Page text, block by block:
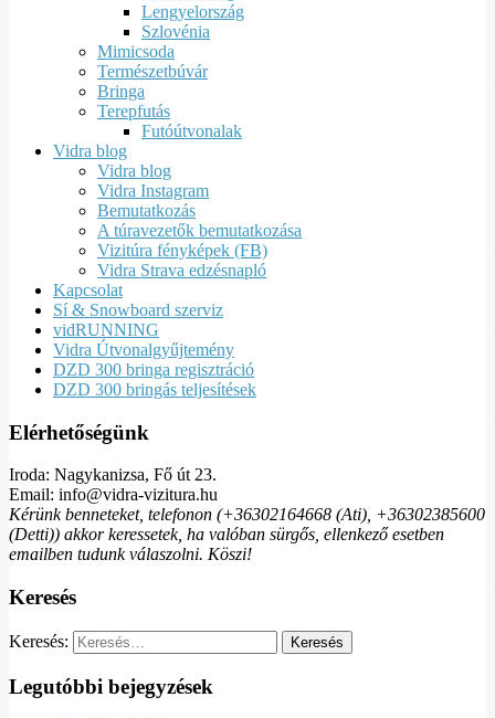
Lengyelország
Szlovénia
Mimicsoda
Természetbúvár
Bringa
Terepfutás
Futóútvonalak
Vidra blog
Vidra blog
Vidra Instagram
Bemutatkozás
A túravezetők bemutatkozása
Vizitúra fényképek (FB)
Vidra Strava edzésnapló
Kapcsolat
Sí & Snowboard szerviz
vidRUNNING
Vidra Útvonalgyűjtemény
DZD 300 bringa regisztráció
DZD 300 bringás teljesítések
Elérhetőségünk
Iroda: Nagykanizsa, Fő út 23.
Email: info@vidra-vizitura.hu
Kérünk benneteket, telefonon (+36302164668 (Ati), +36302385600
(Detti)) akkor keressetek, ha valóban sürgős, ellenkező esetben
emailben tudunk válaszolni. Köszi!
Keresés
Keresés:
Legutóbbi bejegyzések